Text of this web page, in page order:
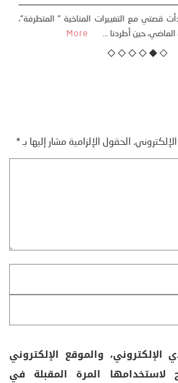
قصتي مع التغييرات المناخية ” المتطرفة”،
الماضي، حين أطردنا ...
More
الحقول الإلزامية مشار إليها بـ*
والموقع الإلكتروني
المرة المقبلة في